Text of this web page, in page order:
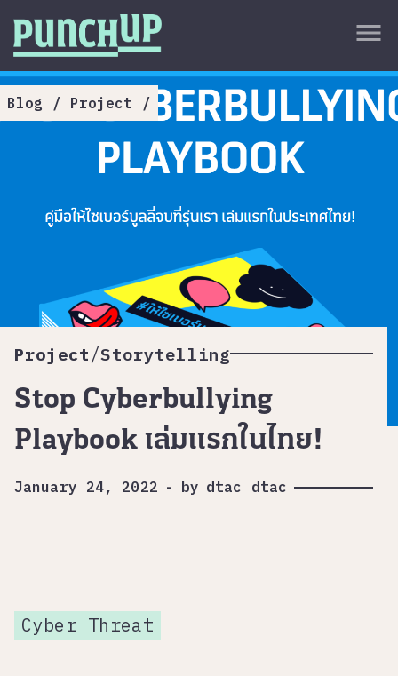
Skip to content
menu
close
About
Service
ลับด้านบน
Blog / Project /
Project /Storytelling
Stop Cyberbullying
Playbook เล่มเเรกในไทย!
January 24, 2022 - by dtac dtac
Cyber Threat